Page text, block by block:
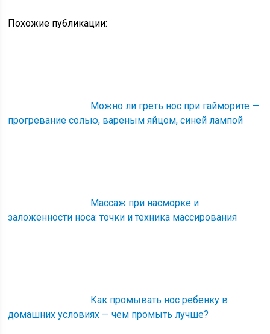
Похожие публикации:
Можно ли греть нос при гайморите —
прогревание солью, вареным яйцом, синей лампой
Массаж при насморке и
заложенности носа: точки и техника массирования
Как промывать нос ребенку в
домашних условиях — чем промыть лучше?